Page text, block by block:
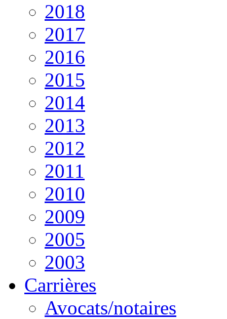
2018
2017
2016
2015
2014
2013
2012
2011
2010
2009
2005
2003
Carrières
Avocats/notaires